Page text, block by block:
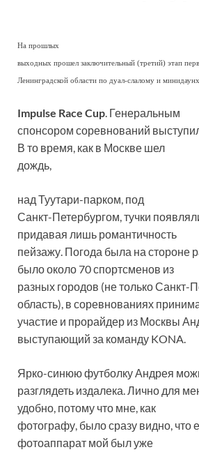
На прошлых
выходных прошел заключительный (третий) этап
Ленинградской области по дуал-слалому и
Impulse Race Cup. Генеральным
спонсором соревнований
В то время, как в Москве шел
дождь,
над Туутари-парком, под
Санкт-Петербургом, тучки
придавая лишь романтичность
пейзажу. Погода была на стороне
было около 70 спортсменов из
разных городов (не только Санкт-
область), в соревнованиях
участие и прорайдер из Москвы
выступающий за команду KONA.
Ярко-синюю футболку Андрея
разглядеть издалека. Лично для
удобно, потому что мне, как
фотографу, было сразу видно, что
фотоаппарат мой был уже